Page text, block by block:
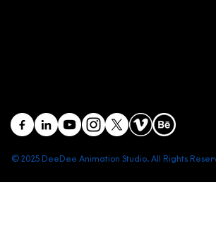
© 2025 DeeDee Animation Studio. All Rights
Head office: Central Point Bld., No.
Branch office: SGR Bld., No. 167 -169